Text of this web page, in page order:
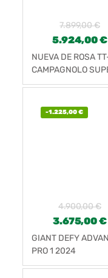
7.899,00€
5.924,00€
NUEVA DE ROSA
CAMPAGNOLO
RECORD EPS
-1.225,00€
4.900,00€
3.675,00€
GIANT DEFY
PRO 1 2024